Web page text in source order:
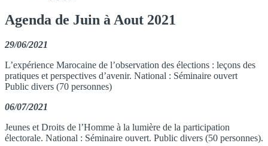
Agenda de Juin à Aout 2021
29/06/2021
L’expérience Marocaine de l’observation des élections : leçons des
pratiques et perspectives d’avenir. National : Séminaire ouvert
Public divers (70 personnes)
06/07/2021
Jeunes et Droits de l’Homme à la lumière de la participation
électorale. National : Séminaire ouvert. Public divers (50 personnes).